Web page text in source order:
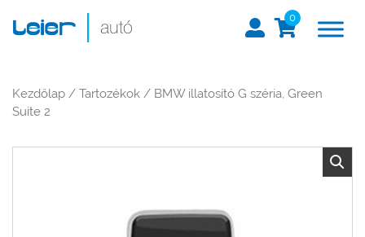
0
Kezdőlap / Tartozékok / BMW illatosító G széria, Green
Suite 2